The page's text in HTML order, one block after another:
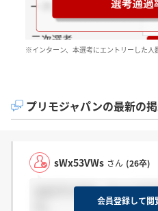
※インターン、本選考にエントリーした人
プリモジャパンの最新の
sWx53VWs さん (26卒)
なぜプリモか、キャリア
会員登録して閲